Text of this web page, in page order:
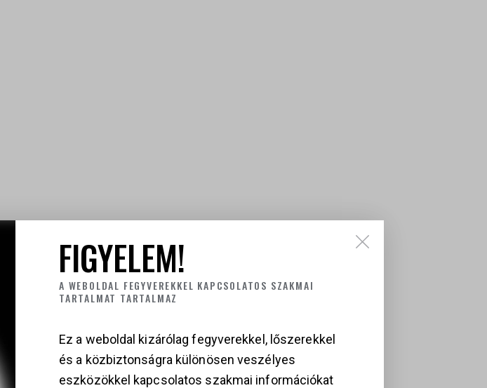
FIGYELEM!
A WEBOLDAL FEGYVEREKKEL KAPCSOLATOS SZAKMAI
TARTALMAT TARTALMAZ
Ez a weboldal kizárólag fegyverekkel, lőszerekkel
és a közbiztonságra különösen veszélyes
eszközökkel kapcsolatos szakmai információkat